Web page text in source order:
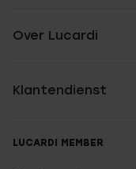
Over Lucardi
Klantendienst
LUCARDI MEMBER